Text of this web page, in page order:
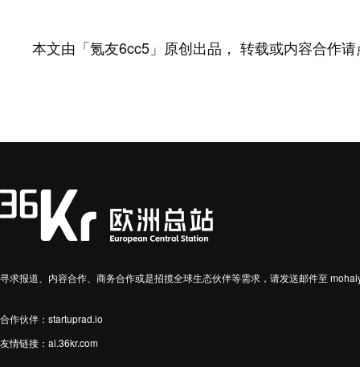
本文由 「氪友6cc5 」 原创出品 ， 转载或内容合作
寻求报道、内容合作、商务合作或是招揽全球生态伙伴等需求，请发送邮件至
合作伙伴：startuprad.io
友情链接： ai.36kr.com